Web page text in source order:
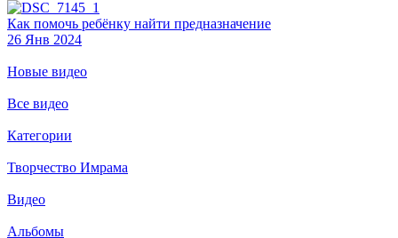
Как помочь ребёнку найти предназначение
26 Янв 2024
Новые видео
Все видео
Категории
Творчество Имрама
Видео
Альбомы